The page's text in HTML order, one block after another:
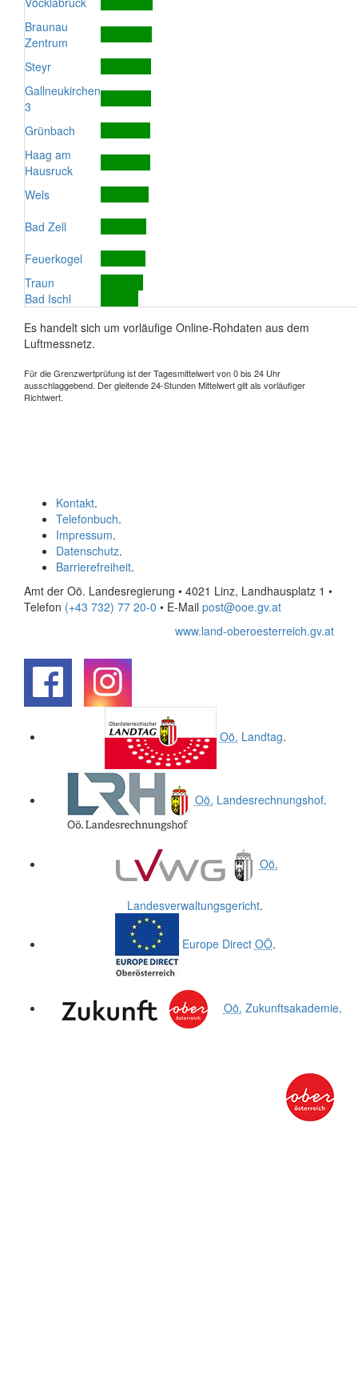
Braunau
Zentrum
Steyr
Gallneukirchen
3
Grünbach
Haag am
Hausruck
Wels
Bad Zell
Feuerkogel
Traun
Bad Ischl
Es handelt sich um vorläufige Online-Rohdaten aus dem
Luftmessnetz.
Für die Grenzwertprüfung ist der Tagesmittelwert von 0 bis 24 Uhr
ausschlaggebend. Der gleitende 24-Stunden Mittelwert gilt als vorläufiger
Richtwert.
Kontakt.
Telefonbuch.
Impressum.
Datenschutz.
Barrierefreiheit.
Amt der Oö. Landesregierung • 4021 Linz, Landhausplatz 1 •
Telefon (+43 732) 77 20-0 • E-Mail post@ooe.gv.at
www.land-oberoesterreich.gv.at
Oö. Landtag.
Oö. Landesrechnungshof.
Oö.
Landesverwaltungsgericht.
Europe Direct OÖ.
Oö. Zukunftsakademie.